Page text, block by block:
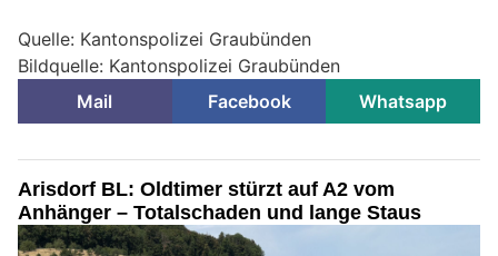
Quelle: Kantonspolizei Graubünden
Bildquelle: Kantonspolizei Graubünden
Mail
Facebook Whatsapp
Arisdorf BL: Oldtimer stürzt auf A2 vom
Anhänger – Totalschaden und lange Staus